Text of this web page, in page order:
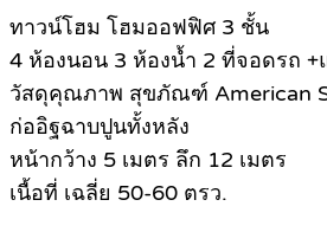
ทาวน์โฮม โฮมออฟฟิศ 3 ชั้น
4 ห้องนอน 3 ห้องน้ำ 2 ที่จอดรถ
วัสดุคุณภาพ สุขภัณฑ์ American
ก่ออิฐฉาบปูนทั้งหลัง
หน้ากว้าง 5 เมตร ลึก 12 เมตร
เนื้อที่ เฉลี่ย 50-60 ตรว.